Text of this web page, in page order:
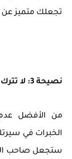
تجعلك متميز عن
نصيحة 3: لا تترك فجوات زمنية كبيرة:
من الأفضل
الخبرات في
ستجعل صاحب